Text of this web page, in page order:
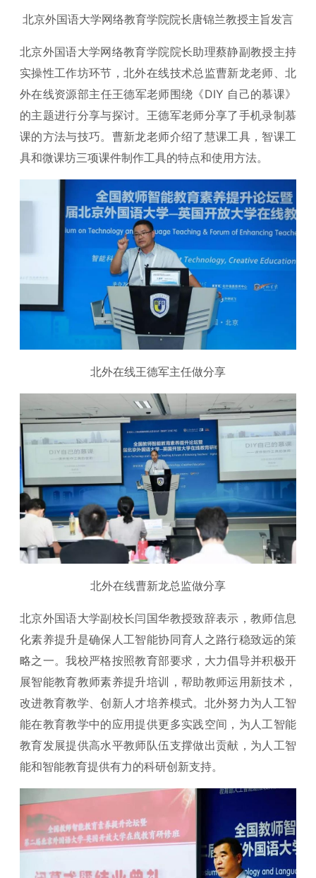
北京外国语大学网络教育学院院长唐锦兰教授主旨发言
北京外国语大学网络教育学院院长助理蔡静副教授主持
实操性工作坊环节，北外在线技术总监曹新龙老师、北
外在线资源部主任王德军老师围绕《DIY 自己的慕课》
的主题进行分享与探讨。王德军老师分享了手机录制慕
课的方法与技巧。曹新龙老师介绍了慧课工具，智课工
具和微课坊三项课件制作工具的特点和使用方法。
北外在线王德军主任做分享
北外在线曹新龙总监做分享
北京外国语大学副校长闫国华教授致辞表示，教师信息
化素养提升是确保人工智能协同育人之路行稳致远的策
略之一。我校严格按照教育部要求，大力倡导并积极开
展智能教育教师素养提升培训，帮助教师运用新技术，
改进教育教学、创新人才培养模式。北外努力为人工智
能在教育教学中的应用提供更多实践空间，为人工智能
教育发展提供高水平教师队伍支撑做出贡献，为人工智
能和智能教育提供有力的科研创新支持。